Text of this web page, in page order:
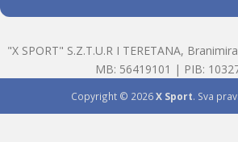
"X SPORT" S.Z.T.U.R I TERETANA,
MB: 56419101 | PIB:
Copyright © 2026X Sport. Sva